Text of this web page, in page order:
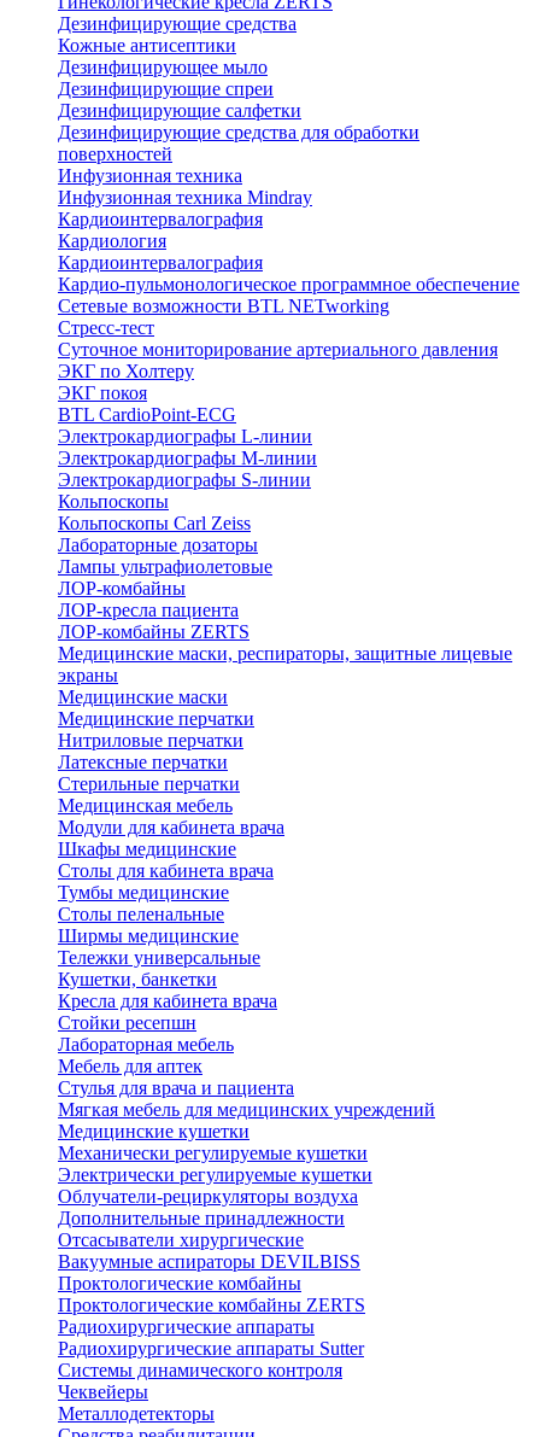
Дезинфицирующие средства
Кожные антисептики
Дезинфицирующее мыло
Дезинфицирующие спреи
Дезинфицирующие салфетки
Дезинфицирующие средства для обработки
поверхностей
Инфузионная техника
Инфузионная техника Mindray
Кардиоинтервалография
Кардиология
Кардиоинтервалография
Кардио-пульмонологическое программное обеспечение
Сетевые возможности BTL NETworking
Стресс-тест
Суточное мониторирование артериального давления
ЭКГ по Холтеру
ЭКГ покоя
BTL CardioPoint-ECG
Электрокардиографы L-линии
Электрокардиографы M-линии
Электрокардиографы S-линии
Кольпоскопы
Кольпоскопы Carl Zeiss
Лабораторные дозаторы
Лампы ультрафиолетовые
ЛОР-комбайны
ЛОР-кресла пациента
ЛОР-комбайны ZERTS
Медицинские маски, респираторы, защитные лицевые
экраны
Медицинские маски
Медицинские перчатки
Нитриловые перчатки
Латексные перчатки
Стерильные перчатки
Медицинская мебель
Модули для кабинета врача
Шкафы медицинские
Столы для кабинета врача
Тумбы медицинские
Столы пеленальные
Ширмы медицинские
Тележки универсальные
Кушетки, банкетки
Кресла для кабинета врача
Стойки ресепшн
Лабораторная мебель
Мебель для аптек
Стулья для врача и пациента
Мягкая мебель для медицинских учреждений
Медицинские кушетки
Механически регулируемые кушетки
Электрически регулируемые кушетки
Облучатели-рециркуляторы воздуха
Дополнительные принадлежности
Отсасыватели хирургические
Вакуумные аспираторы DEVILBISS
Проктологические комбайны
Проктологические комбайны ZERTS
Радиохирургические аппараты
Радиохирургические аппараты Sutter
Системы динамического контроля
Чеквейеры
Металлодетекторы